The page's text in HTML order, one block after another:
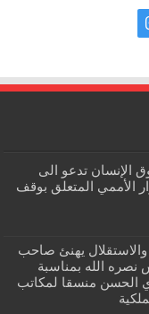
الإنسان تدعو الى
الأممي المتعلق بوقف
يهنئ صاحب
نصره الله بمناسبة
الحسن منسقا لمكاتب